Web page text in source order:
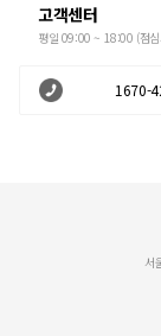
고객센터
평일 09:00 ~ 18:00 (점심
1670-
서